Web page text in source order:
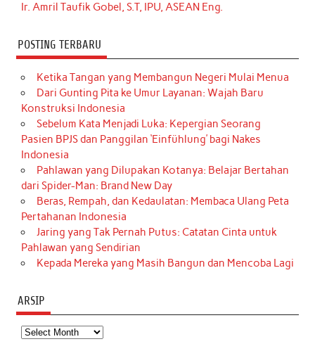
Ir. Amril Taufik Gobel, S.T, IPU, ASEAN Eng.
POSTING TERBARU
Ketika Tangan yang Membangun Negeri Mulai Menua
Dari Gunting Pita ke Umur Layanan: Wajah Baru
Konstruksi Indonesia
Sebelum Kata Menjadi Luka: Kepergian Seorang
Pasien BPJS dan Panggilan ‘Einfühlung’ bagi Nakes
Indonesia
Pahlawan yang Dilupakan Kotanya: Belajar Bertahan
dari Spider-Man: Brand New Day
Beras, Rempah, dan Kedaulatan: Membaca Ulang Peta
Pertahanan Indonesia
Jaring yang Tak Pernah Putus: Catatan Cinta untuk
Pahlawan yang Sendirian
Kepada Mereka yang Masih Bangun dan Mencoba Lagi
ARSIP
Arsip